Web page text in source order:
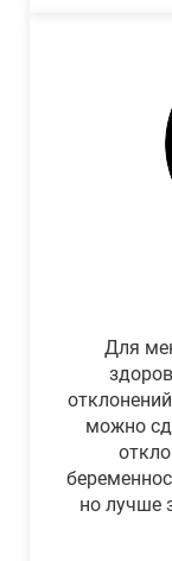
Для
можно
но лучше